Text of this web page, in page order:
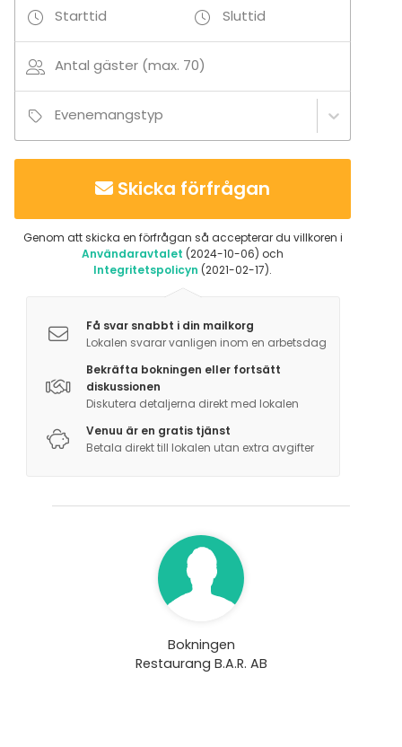
Starttid Sluttid
Antal gäster (max. 70)
Evenemangstyp
Skicka förfrågan
Genom att skicka en förfrågan så accepterar du villkoren i
Användaravtalet (2024-10-06) och
Integritetspolicyn (2021-02-17).
Få svar snabbt i din mailkorg
Lokalen svarar vanligen inom en arbetsdag
Bekräfta bokningen eller fortsätt
diskussionen
Diskutera detaljerna direkt med lokalen
Venuu är en gratis tjänst
Betala direkt till lokalen utan extra avgifter
Bokningen
Restaurang B.A.R. AB